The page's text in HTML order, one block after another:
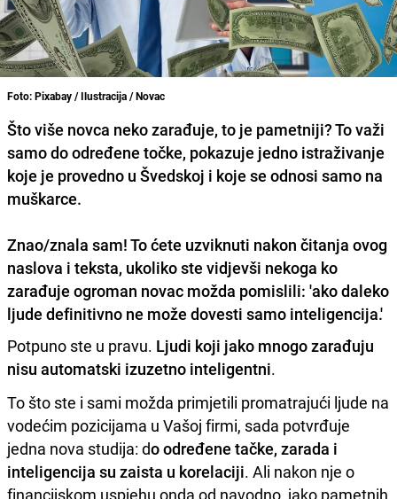
Foto: Pixabay / Ilustracija / Novac
Što više novca neko zarađuje, to je pametniji? To važi
samo do određene točke, pokazuje jedno istraživanje
koje je provedno u Švedskoj i koje se odnosi samo na
muškarce.
Znao/znala sam! To ćete uzviknuti nakon čitanja ovog
naslova i teksta, ukoliko ste vidjevši nekoga ko
zarađuje ogroman novac možda pomislili: 'ako daleko
ljude definitivno ne može dovesti samo inteligencija.'
Potpuno ste u pravu. Ljudi koji jako mnogo zarađuju
nisu automatski izuzetno inteligentni.
To što ste i sami možda primjetili promatrajući ljude na
vodećim pozicijama u Vašoj firmi, sada potvrđuje
jedna nova studija: do određene tačke, zarada i
inteligencija su zaista u korelaciji. Ali nakon nje o
financijskom uspjehu onda od navodno, jako pametnih